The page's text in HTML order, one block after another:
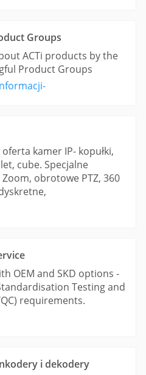
Groups
ACTi products by the
Product Groups
oferta kamer IP- kopułki,
cube. Specjalne
obrotowe PTZ, 360
OEM and SKD options -
Testing and
requirements.
i dekodery